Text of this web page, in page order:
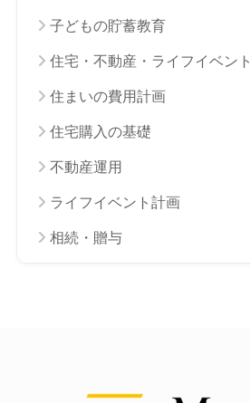
子どもの貯蓄教育
住宅・不動産・ライフイベント
住まいの費用計画
住宅購入の基礎
不動産運用
ライフイベント計画
相続・贈与